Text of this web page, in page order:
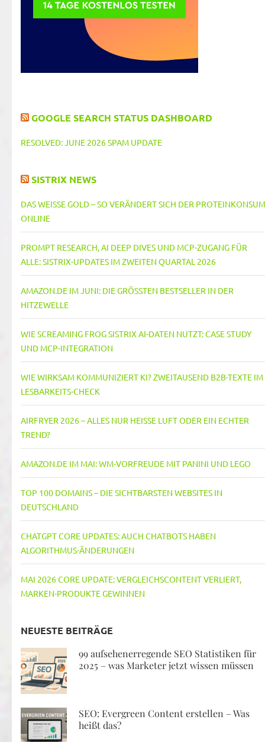
GOOGLE SEARCH STATUS DASHBOARD
RESOLVED: JUNE 2026 SPAM UPDATE
SISTRIX NEWS
DAS WEISSE GOLD – SO VERÄNDERT SICH DER PROTEINKONSUM O
NLINE
PROMPT RESEARCH, AI DEEP DIVES UND MCP-ZUGANG FÜR
ALLE: SISTRIX-UPDATES IM ZWEITEN QUARTAL 2026
AMAZON.DE IM JUNI: DIE GRÖSSTEN BESTSELLER IN DER H
ITZEWELLE
WIE SCREAMING FROG SISTRIX AI-DATEN NUTZT: CASE STUDY
UND MCP-INTEGRATION
WIE WIRKSAM KOMMUNIZIERT KI? ZWEITAUSEND B2B-TEXTE IM
LESBARKEITS-CHECK
AIRFRYER 2026 – ALLES NUR HEISSE LUFT ODER EIN ECHTER T
REND?
AMAZON.DE IM MAI: WM-VORFREUDE MIT PANINI UND LEGO
TOP 100 DOMAINS – DIE SICHTBARSTEN WEBSITES IN
DEUTSCHLAND
CHATGPT CORE UPDATES: AUCH CHATBOTS HABEN
ALGORITHMUS-ÄNDERUNGEN
MAI 2026 CORE UPDATE: VERGLEICHSCONTENT VERLIERT,
MARKEN-PRODUKTE GEWINNEN
NEUESTE BEITRÄGE
99 aufsehenerregende SEO Statistiken für
2025 – was Marketer jetzt wissen müssen
SEO: Evergreen Content erstellen – Was
heißt das?